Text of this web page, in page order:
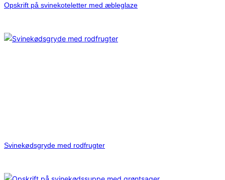
Opskrift på svinekoteletter med æbleglaze
Svinekødsgryde med rodfrugter